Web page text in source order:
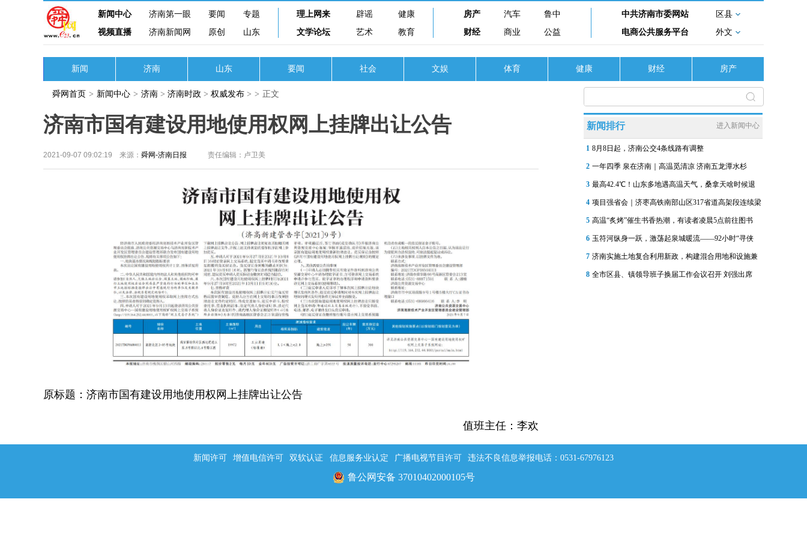
新闻中心 济南第一眼 要闻
专题
视频直播
济南新闻网 原创 山东
理上网来 辟谣
健康
文学论坛
艺术 教育
房产 汽车
鲁中
财经
商业 公益
中共济南市委网站
区县
电商公共服务平台
外文
新闻 济南 山东 要闻 社会 文娱 体育 健康 财经 房产
舜网首页 > 新闻中心 > 济南 > 济南时政 > 权威发布 > > 正文
济南市国有建设用地使用权网上挂牌出让公告
2021-09-07 09:02:19 来源： 舜网-济南日报 责任编辑：卢卫美
原标题：济南市国有建设用地使用权网上挂牌出让公告
值班主任：李欢
新闻排行 进入新闻中心
1 8月8日起，济南公交4条线路有调整
2 一年四季 泉在济南｜高温觅清凉 济南五龙潭水杉
3 最高42.4℃！山东多地遇高温天气，桑拿天啥时候退
4 项目强省会｜济枣高铁南部山区317省道高架段连续梁
5 高温“炙烤”催生书香热潮，有读者凌晨5点前往图书
6 玉符河纵身一跃，激荡起泉城暖流——92小时“寻侠
7 济南实施土地复合利用新政，构建混合用地和设施兼
8 全市区县、镇领导班子换届工作会议召开 刘强出席
新闻许可 增值电信许可 双软认证 信息服务业认定 广播电视节目许可 违法不良信息举报电话：0531-67976123
鲁公网安备 37010402000105号